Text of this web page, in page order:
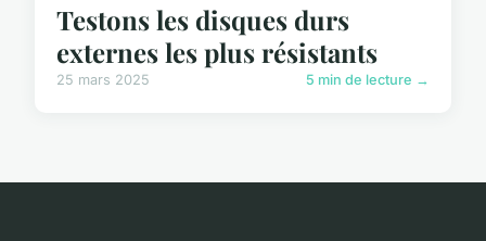
Testons les disques durs
externes les plus résistants
25 mars 2025 5 min de lecture →